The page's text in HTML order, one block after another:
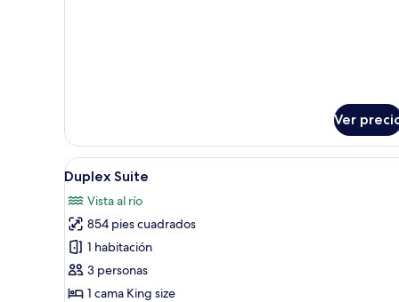
Ver
Abrir
todas
las
fotos
de
Duplex
Suite
Un baño moderno con ducha
11
Duplex Suite
Vista al río
854 pies cuadrados
1 habitación
3 personas
1 cama King size